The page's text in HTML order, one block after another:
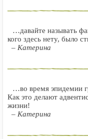
…давайте называть
кого здесь нету, было
– Катерина
…во время эпидемии
Как это делают
жизни!
– Катерина